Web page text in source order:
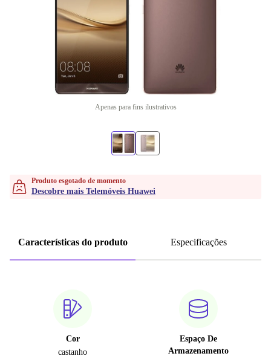
Apenas para fins ilustrativos
Produto esgotado de momento
Descobre mais Telemóveis Huawei
Características do produto Especificações
Cor
castanho
Espaço De
Armazenamento